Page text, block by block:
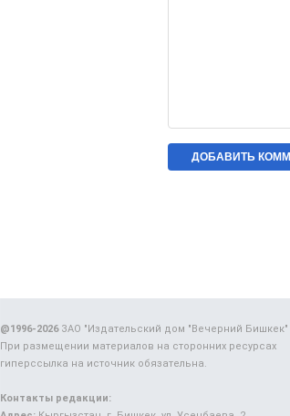
@1996-2026ЗАО "Издательский дом "Вечерний Бишкек"
При размещении материалов на сторонних ресурсах
гиперссылка на источник обязательна.
Контакты редакции: